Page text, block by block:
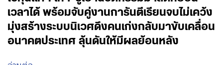
เวลาได้ พร้อมจับคู่งานการันตีเรียนจบไม่เคว้ง
มุ่งสร้างระบบนิเวศดึงคนเก่งกลับมาขับเคลื่อน
อนาคตประเทศ ลุ้นดันให้มีผลย้อนหลัง